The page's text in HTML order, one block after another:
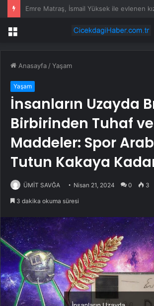
Akdeniz’in dibinden 50 bin tanesi çıkarıldı
Menü
Anasayfa /Yaşam
Yaşam
İnsanların Uzayda
Birbirinden Tuhaf
Maddeler: Spor
Tutun Kakaya
ÜMİT SAVĞA Nisan 21, 2024 0 3
3 dakika okuma süresi